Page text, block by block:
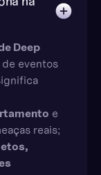
Deep
eventos
e
reais;